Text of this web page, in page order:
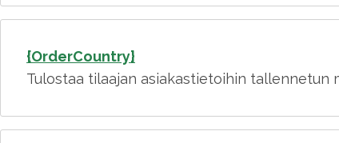
{OrderCountry}
Tulostaa tilaajan asiakastietoihin tallennetun